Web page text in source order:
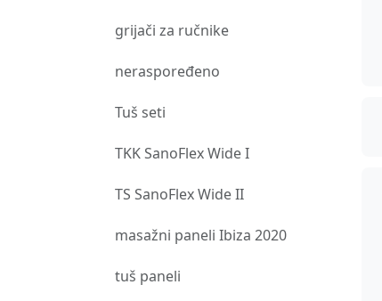
grijači za ručnike
neraspoređeno
Tuš seti
TKK SanoFlex Wide I
TS SanoFlex Wide II
masažni paneli Ibiza 2020
tuš paneli